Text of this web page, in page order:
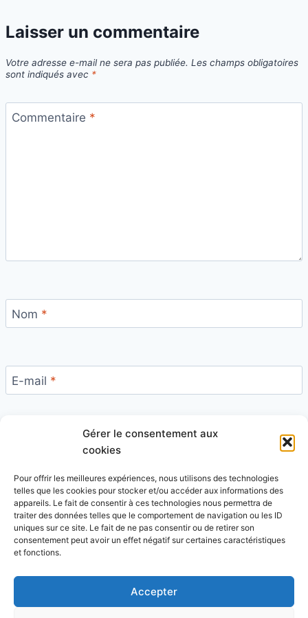
Gérer le consentement aux
cookies
Pour offrir les meilleures expériences, nous utilisons des technologies
telles que les cookies pour stocker et/ou accéder aux informations des
appareils. Le fait de consentir à ces technologies nous permettra de
traiter des données telles que le comportement de navigation ou les ID
uniques sur ce site. Le fait de ne pas consentir ou de retirer son
consentement peut avoir un effet négatif sur certaines caractéristiques
et fonctions.
Accepter
Laisser un commentaire
Votre adresse e-mail ne sera pas publiée. Les champs obligatoires
sont indiqués avec *
Commentaire *
Nom *
E-mail *
Ce site utilise Akismet pour réduire les indésirables.
En savoir plus sur la façon dont les données de vos